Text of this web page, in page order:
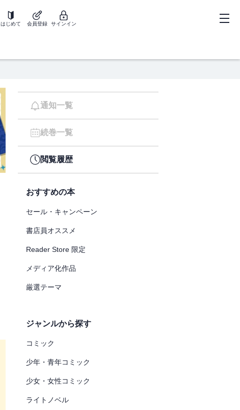
はじめて 会員登録 サインイン
通知一覧
続巻一覧
閲覧履歴
おすすめの本
セール・キャンペーン
書店員オススメ
Reader Store 限定
メディア化作品
厳選テーマ
ジャンルから探す
コミック
少年・青年コミック
少女・女性コミック
ライトノベル